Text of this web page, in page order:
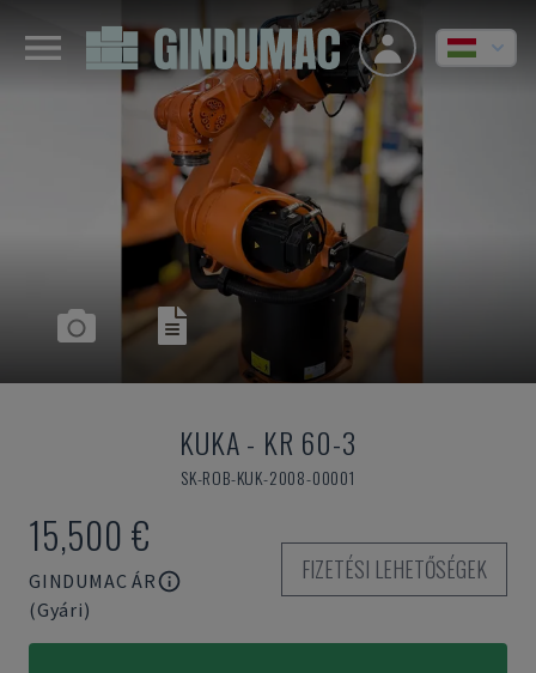
KUKA- KR 60-3
SK-ROB-KUK-2008-00001
15,500 €
GINDUMAC ÁR
(Gyári)
FIZETÉSI LEHETŐSÉGEK